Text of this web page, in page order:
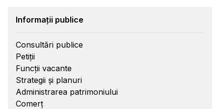
Informații publice
Consultări publice
Petiții
Funcții vacante
Strategii și planuri
Administrarea patrimoniului
Comerț